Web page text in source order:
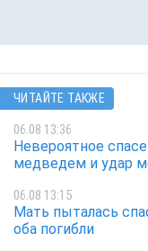
ЧИТАЙТЕ ТАКЖЕ
06.08 13:36
Невероятное
медведем и удар
06.08 13:15
Мать пыталась
оба погибли